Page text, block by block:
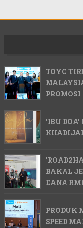
TOYO
PROMOSI
'IBU DOA'
BAKAL
DANA
PRODUK
SPEED